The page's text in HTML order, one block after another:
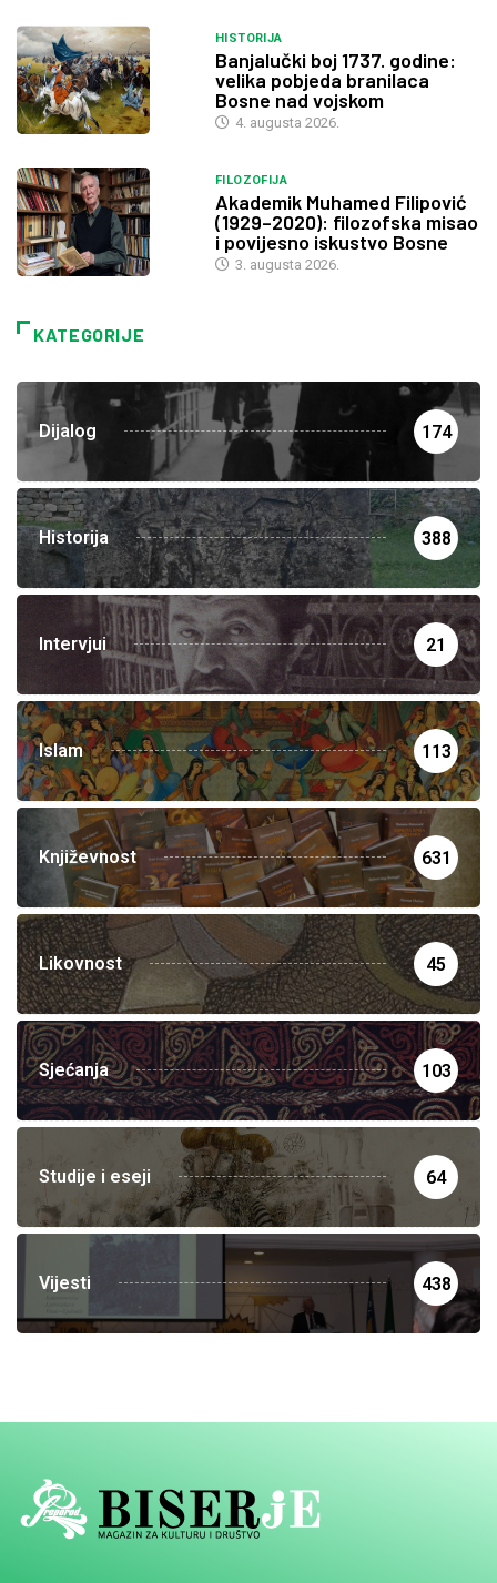
HISTORIJA
Banjalučki boj 1737. godine:
velika pobjeda branilaca
Bosne nad vojskom
4. augusta 2026.
FILOZOFIJA
Akademik Muhamed Filipović
(1929–2020): filozofska misao
i povijesno iskustvo Bosne
3. augusta 2026.
KATEGORIJE
Dijalog 174
Historija 388
Intervjui 21
Islam 113
Književnost 631
Likovnost 45
Sjećanja 103
Studije i eseji 64
Vijesti 438